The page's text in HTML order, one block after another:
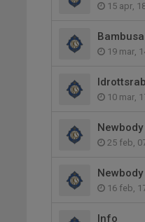
15 apr,
19 mar,
10 mar,
25 feb,
16 feb,
Info